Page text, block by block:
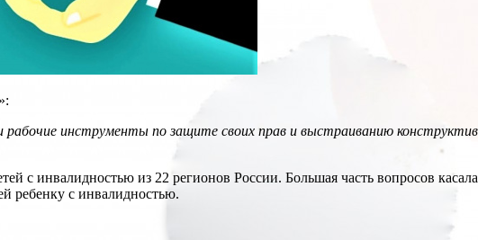
инструменты по защите своих прав и выстраиванию
с инвалидностью из 22 регионов России. Большая часть вопросов
ребенку с инвалидностью.